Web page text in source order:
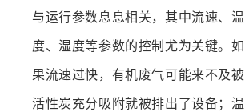
与运行参数息息相关，其中流速、温
度、湿度等参数的控制尤为关键。如
果流速过快，有机废气可能来不及被
活性炭充分吸附就被排出了设备；温